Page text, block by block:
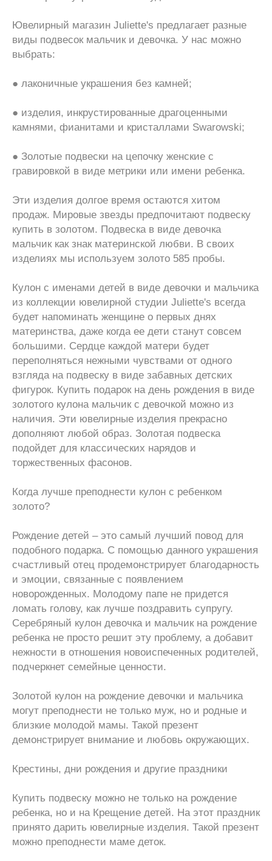
Ювелирный магазин Juliette's предлагает разные
виды подвесок мальчик и девочка. У нас можно
выбрать:
● лаконичные украшения без камней;
● изделия, инкрустированные драгоценными
камнями, фианитами и кристаллами Swarowski;
● Золотые подвески на цепочку женские с
гравировкой в виде метрики или имени ребенка.
Эти изделия долгое время остаются хитом
продаж. Мировые звезды предпочитают подвеску
купить в золотом. Подвеска в виде девочка
мальчик как знак материнской любви. В своих
изделиях мы используем золото 585 пробы.
Кулон с именами детей в виде девочки и мальчика
из коллекции ювелирной студии Juliette's всегда
будет напоминать женщине о первых днях
материнства, даже когда ее дети станут совсем
большими. Сердце каждой матери будет
переполняться нежными чувствами от одного
взгляда на подвеску в виде забавных детских
фигурок. Купить подарок на день рождения в виде
золотого кулона мальчик с девочкой можно из
наличия. Эти ювелирные изделия прекрасно
дополняют любой образ. Золотая подвеска
подойдет для классических нарядов и
торжественных фасонов.
Когда лучше преподнести кулон с ребенком
золото?
Рождение детей – это самый лучший повод для
подобного подарка. С помощью данного украшения
счастливый отец продемонстрирует благодарность
и эмоции, связанные с появлением
новорожденных. Молодому папе не придется
ломать голову, как лучше поздравить супругу.
Серебряный кулон девочка и мальчик на рождение
ребенка не просто решит эту проблему, а добавит
нежности в отношения новоиспеченных родителей,
подчеркнет семейные ценности.
Золотой кулон на рождение девочки и мальчика
могут преподнести не только муж, но и родные и
близкие молодой мамы. Такой презент
демонстрирует внимание и любовь окружающих.
Крестины, дни рождения и другие праздники
Купить подвеску можно не только на рождение
ребенка, но и на Крещение детей. На этот праздник
принято дарить ювелирные изделия. Такой презент
можно преподнести маме деток.